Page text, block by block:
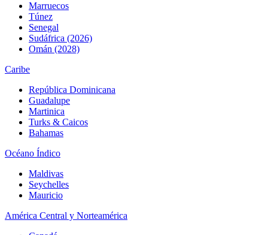
Marruecos
Túnez
Senegal
Sudáfrica (2026)
Omán (2028)
Caribe
República Dominicana
Guadalupe
Martinica
Turks & Caicos
Bahamas
Océano Índico
Maldivas
Seychelles
Mauricio
América Central y Norteamérica